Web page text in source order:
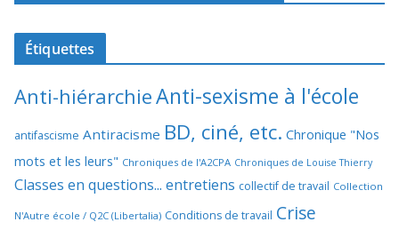
Étiquettes
Anti-hiérarchieAnti-sexisme à l'école
antifascisme Antiracisme BD, ciné, etc. Chronique "Nos
mots et les leurs" Chroniques de l'A2CPA Chroniques de Louise Thierry
Classes en questions... entretiens collectif de travail Collection
N'Autre école / Q2C (Libertalia) Conditions de travail Crise